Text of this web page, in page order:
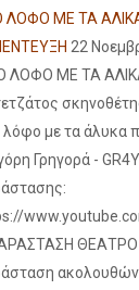
ΛΟΦΟ ΜΕ ΤΑ
22
ΛΟΦΟ ΜΕ ΤΑ
με τα άλυκα
Γρηγορά -